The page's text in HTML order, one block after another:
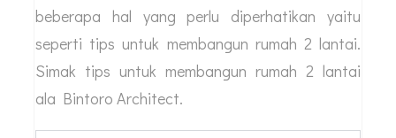
beberapa hal yang perlu diperhatikan yaitu
seperti tips untuk membangun rumah 2 lantai.
Simak tips untuk membangun rumah 2 lantai
ala Bintoro Architect.